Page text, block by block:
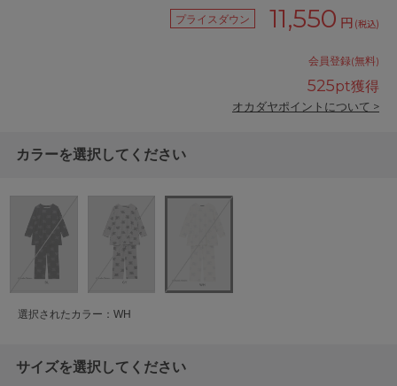
プライスダウン 11,550 円 (税込)
会員登録(無料)
525pt獲得
オカダヤポイントについて >
カラーを選択してください
選択されたカラー：WH
サイズを選択してください